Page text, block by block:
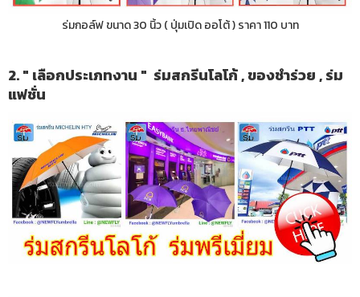
ร่มกอล์ฟ ขนาด 30 นิ้ว ( ปุ่มเปิด ออโต้ ) ราคา 110 บาท
2. " เลือกประเภทงาน " ร่มสกรีนโลโก้ , ของชำร่วย , ร่ม
แฟชั่น